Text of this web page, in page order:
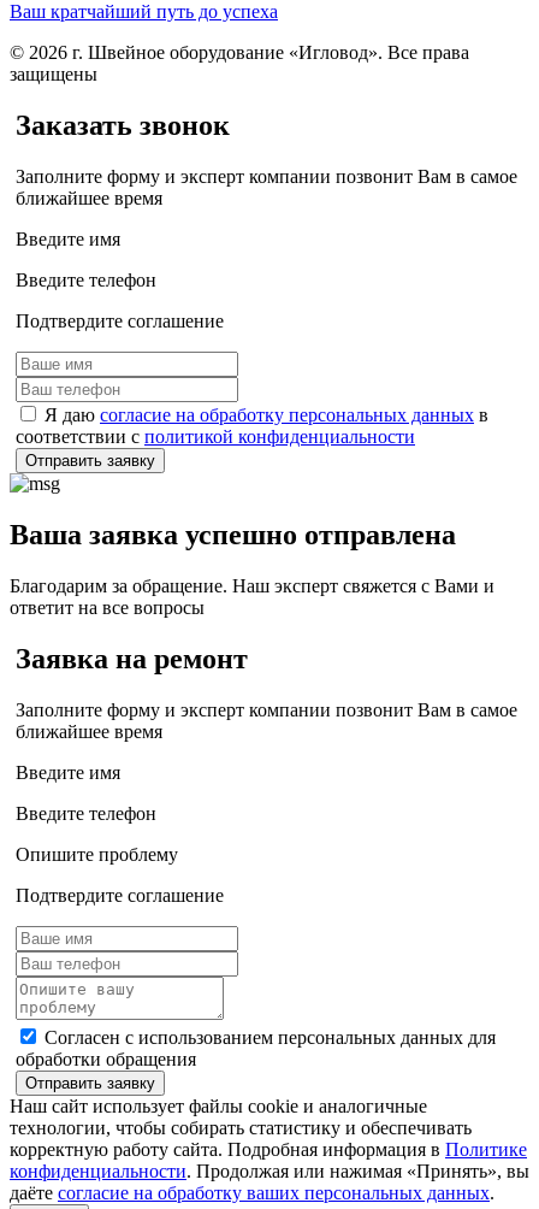
Ваш кратчайший путь до успеха
© 2026 г. Швейное оборудование «Игловод». Все права
защищены
Заказать звонок
Заполните форму и эксперт компании позвонит Вам в самое
ближайшее время
Введите имя
Введите телефон
Подтвердите соглашение
Я даю согласие на обработку персональных данных в
соответствии с политикой конфиденциальности
Отправить заявку
Ваша заявка успешно отправлена
Благодарим за обращение. Наш эксперт свяжется с Вами и
ответит на все вопросы
Заявка на ремонт
Заполните форму и эксперт компании позвонит Вам в самое
ближайшее время
Введите имя
Введите телефон
Опишите проблему
Подтвердите соглашение
Согласен с использованием персональных данных для
обработки обращения
Отправить заявку
Наш сайт использует файлы cookie и аналогичные
технологии, чтобы собирать статистику и обеспечивать
корректную работу сайта. Подробная информация в Политике
конфиденциальности. Продолжая или нажимая «Принять», вы
даёте согласие на обработку ваших персональных данных.